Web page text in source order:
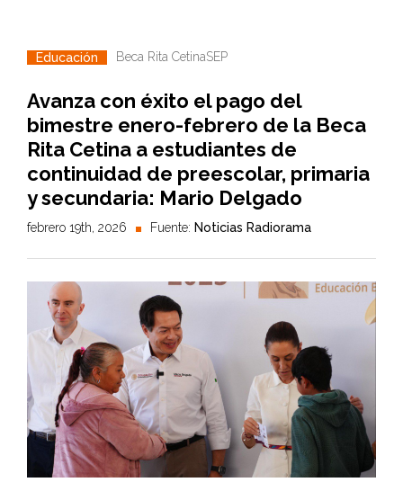
Educación Beca Rita CetinaSEP
Avanza con éxito el pago del
bimestre enero-febrero de la Beca
Rita Cetina a estudiantes de
continuidad de preescolar, primaria
y secundaria: Mario Delgado
febrero 19th, 2026 Fuente: Noticias Radiorama